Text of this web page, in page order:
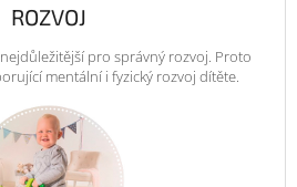
ROZVOJ
pro správný rozvoj. Proto
mentální i fyzický rozvoj dítěte.